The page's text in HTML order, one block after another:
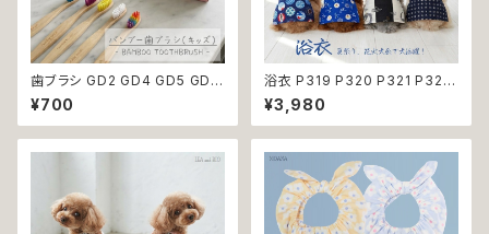
歯ブラシ GD2 GD4 GD5 GD6
GD8 ハンブー歯ブラシ THE H
UMBLE CO.キッズ 子ども バン
ブー 竹 口腔ケア 植物由来原料
¥700
浴衣 P319 P320 P321 P322
和装 和柄 男の子 ネイビー ブル
ー ホワイト ブラック ドッグ ウェ
ア ドッグウエア 犬 猫 ペット 服
ン 龍 富士 山 小型犬 子犬 仔犬
夏 返品交換不可
¥3,980